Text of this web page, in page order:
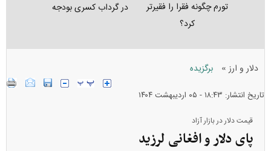
تورم چگونه فقرا را فقیرتر
کرد؟
در گرداب کسری بودجه
دلار و ارز » برگزیده
تاریخ انتشار: ۱۸:۴۳ - ۰۵ ارديبهشت ۱۴۰۴
قیمت دلار در بازار آزاد
پای دلار و افغانی لرزید